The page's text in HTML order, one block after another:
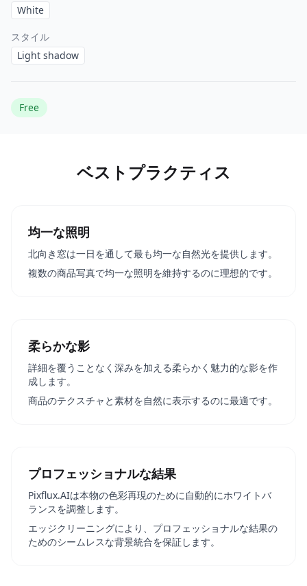
White
スタイル
Light shadow
Free
ベストプラクティス
均一な照明
北向き窓は一日を通して最も均一な自然光を提供します。
複数の商品写真で均一な照明を維持するのに理想的です。
柔らかな影
詳細を覆うことなく深みを加える柔らかく魅力的な影を作
成します。
商品のテクスチャと素材を自然に表示するのに最適です。
プロフェッショナルな結果
Pixflux.AIは本物の色彩再現のために自動的にホワイトバ
ランスを調整します。
エッジクリーニングにより、プロフェッショナルな結果の
ためのシームレスな背景統合を保証します。